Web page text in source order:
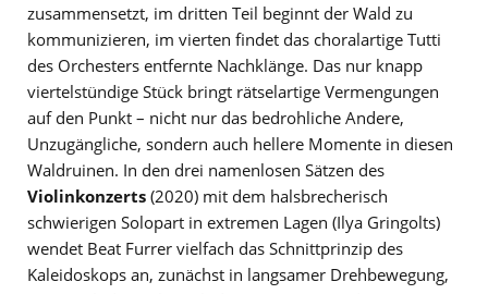
zusammensetzt, im dritten Teil beginnt der Wald zu
kommunizieren, im vierten findet das choralartige Tutti
des Orchesters entfernte Nachklänge. Das nur knapp
viertelstündige Stück bringt rätselartige Vermengungen
auf den Punkt – nicht nur das bedrohliche Andere,
Unzugängliche, sondern auch hellere Momente in diesen
Waldruinen. In den drei namenlosen Sätzen des
Violinkonzerts (2020) mit dem halsbrecherisch
schwierigen Solopart in extremen Lagen (Ilya Gringolts)
wendet Beat Furrer vielfach das Schnittprinzip des
Kaleidoskops an, zunächst in langsamer Drehbewegung,